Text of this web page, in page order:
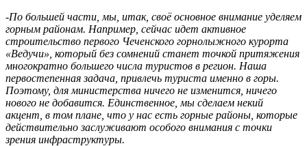
-По большей части, мы, итак, своё основное внимание уделяем
горным районам. Например, сейчас идет активное
строительство первого Чеченского горнолыжного курорта
«Ведучи», который без сомнений станет точкой притяжения
многократно большего числа туристов в регион. Наша
первостепенная задача, привлечь туриста именно в горы.
Поэтому, для министерства ничего не изменится, ничего
нового не добавится. Единственное, мы сделаем некий
акцент, в том плане, что у нас есть горные районы, которые
действительно заслуживают особого внимания с точки
зрения инфраструктуры.